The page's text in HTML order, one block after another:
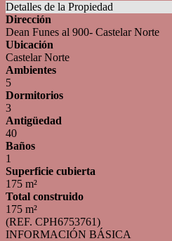
Detalles de la Propiedad
Dirección
Dean Funes al 900- Castelar Norte
Ubicación
Castelar Norte
Ambientes
5
Dormitorios
3
Antigüedad
40
Baños
1
Superficie cubierta
175 m²
Total construido
175 m²
(REF. CPH6753761)
INFORMACIÓN BÁSICA